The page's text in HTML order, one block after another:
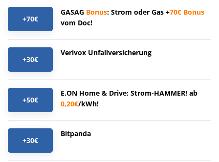
+70€
GASAG Bonus: Strom oder Gas +70€ Bonus
vom Doc!
+30€
Verivox Unfallversicherung
+50€
E.ON Home & Drive: Strom-HAMMER! ab
0,20€/kWh!
+30€
Bitpanda